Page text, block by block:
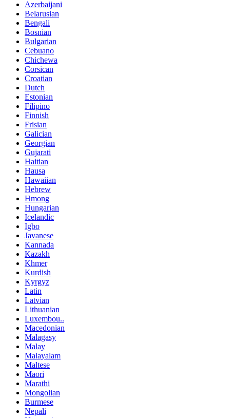
Azerbaijani
Belarusian
Bengali
Bosnian
Bulgarian
Cebuano
Chichewa
Corsican
Croatian
Dutch
Estonian
Filipino
Finnish
Frisian
Galician
Georgian
Gujarati
Haitian
Hausa
Hawaiian
Hebrew
Hmong
Hungarian
Icelandic
Igbo
Javanese
Kannada
Kazakh
Khmer
Kurdish
Kyrgyz
Latin
Latvian
Lithuanian
Luxembou..
Macedonian
Malagasy
Malay
Malayalam
Maltese
Maori
Marathi
Mongolian
Burmese
Nepali